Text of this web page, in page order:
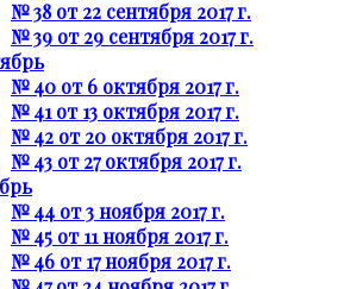
№ 38 от 22 сентября 2017 г.
№ 39 от 29 сентября 2017 г.
№ 40 от 6 октября 2017 г.
№ 41 от 13 октября 2017 г.
№ 42 от 20 октября 2017 г.
№ 43 от 27 октября 2017 г.
№ 44 от 3 ноября 2017 г.
№ 45 от 11 ноября 2017 г.
№ 46 от 17 ноября 2017 г.